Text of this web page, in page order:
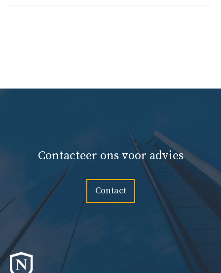
Contacteer ons voor advies
Contact